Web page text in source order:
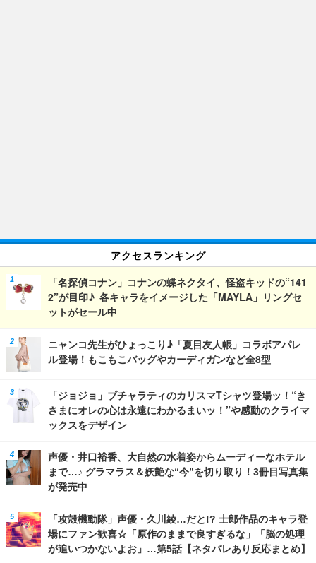
アクセスランキング
「名探偵コナン」コナンの蝶ネクタイ、怪盗キッドの“141
2”が目印♪ 各キャラをイメージした「MAYLA」リングセ
ットがセール中
ニャンコ先生がひょっこり♪「夏目友人帳」コラボアパレ
ル登場！もこもこバッグやカーディガンなど全8型
「ジョジョ」ブチャラティのカリスマTシャツ登場ッ！“き
さまにオレの心は永遠にわかるまいッ！”や感動のクライマ
ックスをデザイン
声優・井口裕香、大自然の水着姿からムーディーなホテル
まで…♪ グラマラス＆妖艶な“今”を切り取り！3冊目写真集
が発売中
「攻殻機動隊」声優・久川綾…だと!? 士郎作品のキャラ登
場にファン歓喜☆「原作のままで良すぎるな」「脳の処理
が追いつかないよお」…第5話【ネタバレあり反応まとめ】